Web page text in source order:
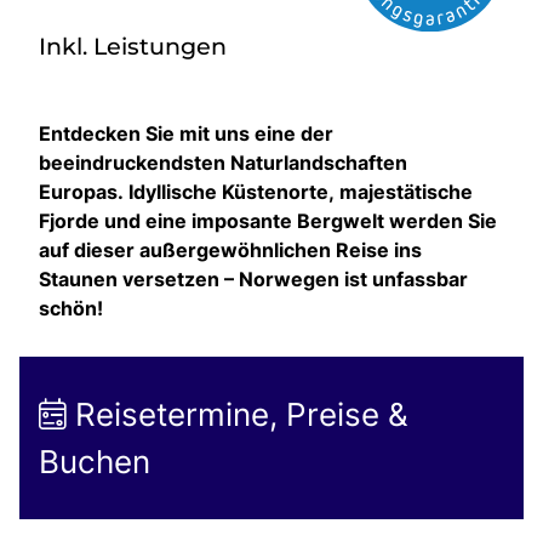
Inkl. Leistungen
Entdecken Sie mit uns eine der
beeindruckendsten Naturlandschaften
Europas. Idyllische Küstenorte, majestätische
Fjorde und eine imposante Bergwelt werden Sie
auf dieser außergewöhnlichen Reise ins
Staunen versetzen – Norwegen ist unfassbar
schön!
Reisetermine, Preise &
Buchen